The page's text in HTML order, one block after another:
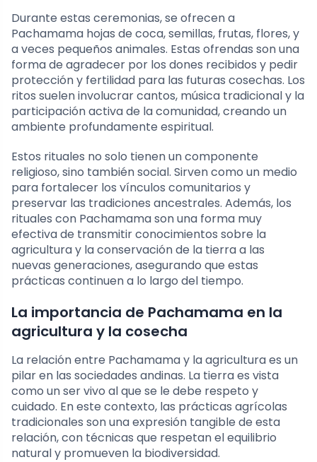
Durante estas ceremonias, se ofrecen a
Pachamama hojas de coca, semillas, frutas, flores, y
a veces pequeños animales. Estas ofrendas son una
forma de agradecer por los dones recibidos y pedir
protección y fertilidad para las futuras cosechas. Los
ritos suelen involucrar cantos, música tradicional y la
participación activa de la comunidad, creando un
ambiente profundamente espiritual.
Estos rituales no solo tienen un componente
religioso, sino también social. Sirven como un medio
para fortalecer los vínculos comunitarios y
preservar las tradiciones ancestrales. Además, los
rituales con Pachamama son una forma muy
efectiva de transmitir conocimientos sobre la
agricultura y la conservación de la tierra a las
nuevas generaciones, asegurando que estas
prácticas continuen a lo largo del tiempo.
La importancia de Pachamama en la
agricultura y la cosecha
La relación entre Pachamama y la agricultura es un
pilar en las sociedades andinas. La tierra es vista
como un ser vivo al que se le debe respeto y
cuidado. En este contexto, las prácticas agrícolas
tradicionales son una expresión tangible de esta
relación, con técnicas que respetan el equilibrio
natural y promueven la biodiversidad.